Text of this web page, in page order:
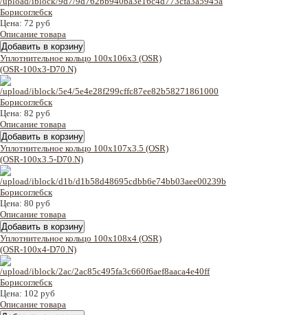
Цена: 72 руб
Описание товара
Уплотнительное кольцо 100x106x3 (OSR)
(OSR-100x3-D70.N)
Цена: 82 руб
Описание товара
Уплотнительное кольцо 100x107x3.5 (OSR)
(OSR-100x3.5-D70.N)
Цена: 80 руб
Описание товара
Уплотнительное кольцо 100x108x4 (OSR)
(OSR-100x4-D70.N)
Цена: 102 руб
Описание товара